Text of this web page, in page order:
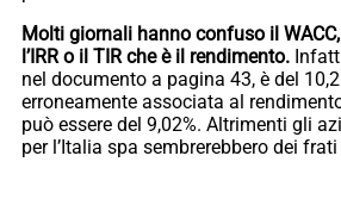
Molti giornali hanno confuso il
l’IRR o il TIR che è il rendimento.
nel documento a pagina 43, è del
erroneamente associata al
può essere del 9,02%. Altrimenti gli
per l’Italia spa sembrerebbero dei